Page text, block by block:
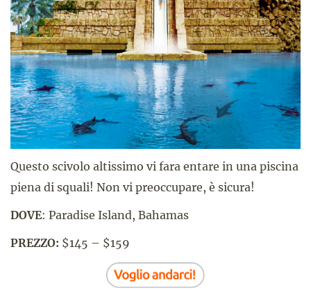
Questo scivolo altissimo vi fara entare in una piscina
piena di squali! Non vi preoccupare, è sicura!
DOVE: Paradise Island, Bahamas
PREZZO: $145 – $159